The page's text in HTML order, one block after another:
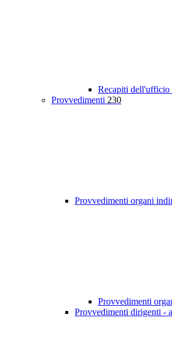
Recapiti dell'ufficio
Provvedimenti 230
Provvedimenti organi
Provvedimenti
Provvedimenti dirigenti -